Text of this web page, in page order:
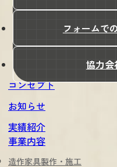
フォームで
協力会
所
大阪府堺市美
コンセプト
お知らせ
実績紹介
事業内容
造作家具製作・施工